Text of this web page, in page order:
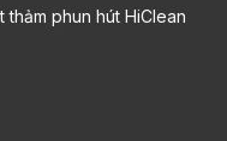
phun hút HiClean